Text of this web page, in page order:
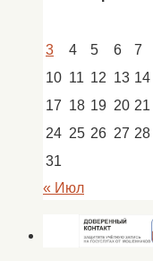
3
4 5 6 7
10 11 12 13 14
17 18 19 20 21
24 25 26 27 28
31
« Июл